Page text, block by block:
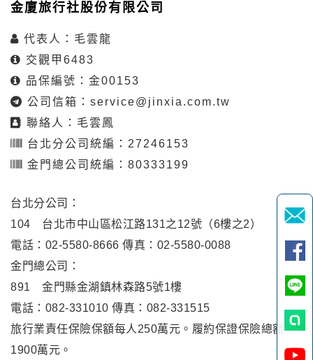
金廈旅行社股份有限公司
代表人：毛雲龍
交觀甲6483
品保編號：金00153
公司信箱： service@jinxia.com.tw
聯絡人：毛雲鳳
台北分公司統編：27246153
金門總公司統編：80333199
台北分公司：
104 台北市中山區松江路131之12號（6樓之2）
電話：02-5580-8666 傳真：02-5580-0088
金門總公司：
891 金門縣金湖鎮林森路5號1樓
電話：082-331010 傳真：082-331515
旅行業責任保險保額每人250萬元。履約保證保險總額
1900萬元。